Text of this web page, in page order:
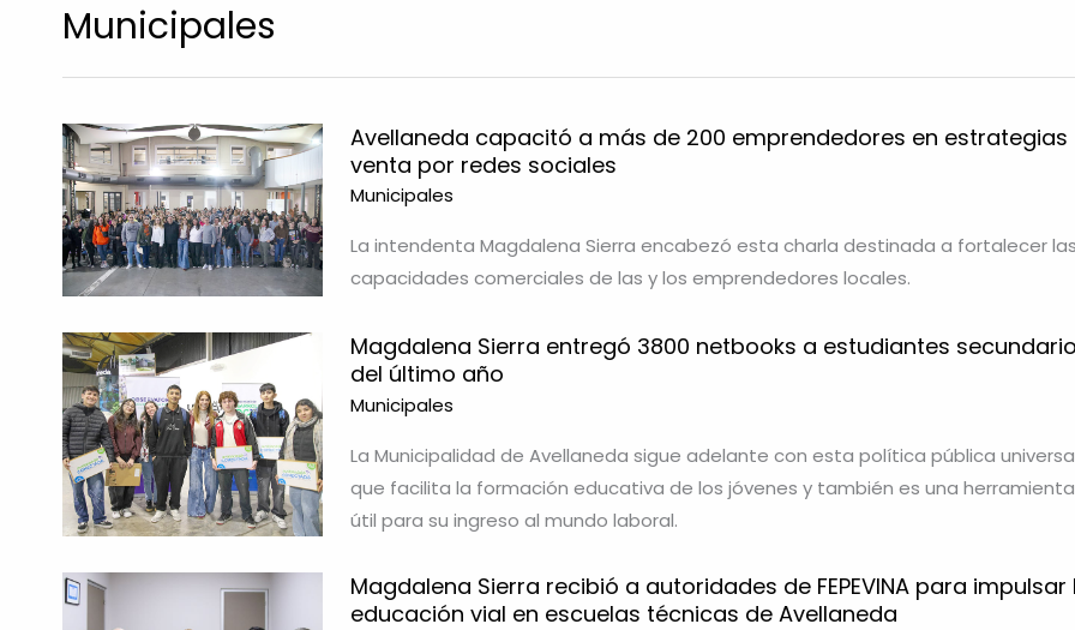
Municipales
Avellaneda capacitó a más de 200 emprendedores en estrategias
venta por redes sociales
Municipales
La intendenta Magdalena Sierra encabezó esta charla destinada a fortalecer
capacidades comerciales de las y los emprendedores locales.
Magdalena Sierra entregó 3800 netbooks a estudiantes
del último año
Municipales
La Municipalidad de Avellaneda sigue adelante con esta política pública
que facilita la formación educativa de los jóvenes y también es una herramienta
útil para su ingreso al mundo laboral.
Magdalena Sierra recibió a autoridades de FEPEVINA para impulsar
educación vial en escuelas técnicas de Avellaneda